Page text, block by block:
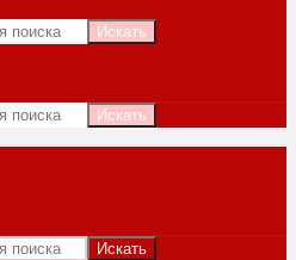
Искать
Искать
Искать